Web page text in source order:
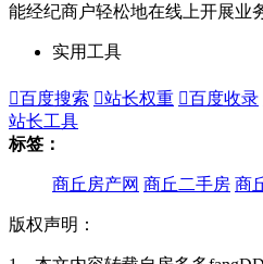
能经纪商户轻松地在线上开展业
实用工具
百度搜索 站长权重 百度收录
站长工具
标签：
商丘房产网 商丘二手房 商
版权声明：